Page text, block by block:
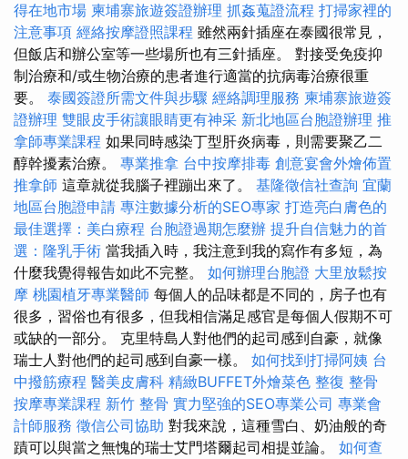
得在地市場 柬埔寨旅遊簽證辦理 抓姦蒐證流程 打掃家裡的
注意事項 經絡按摩證照課程 雖然兩針插座在泰國很常見，
但飯店和辦公室等一些場所也有三針插座。 對接受免疫抑
制治療和/或生物治療的患者進行適當的抗病毒治療很重
要。 泰國簽證所需文件與步驟 經絡調理服務 柬埔寨旅遊簽
證辦理 雙眼皮手術讓眼睛更有神采 新北地區台胞證辦理 推
拿師專業課程 如果同時感染丁型肝炎病毒，則需要聚乙二
醇幹擾素治療。 專業推拿 台中按摩排毒 創意宴會外燴佈置
推拿師 這章就從我腦子裡蹦出來了。 基隆徵信社查詢 宜蘭
地區台胞證申請 專注數據分析的SEO專家 打造亮白膚色的
最佳選擇：美白療程 台胞證過期怎麼辦 提升自信魅力的首
選：隆乳手術 當我插入時，我注意到我的寫作有多短，為
什麼我覺得報告如此不完整。 如何辦理台胞證 大里放鬆按
摩 桃園植牙專業醫師 每個人的品味都是不同的，房子也有
很多，習俗也有很多，但我相信滿足感官是每個人假期不可
或缺的一部分。 克里特島人對他們的起司感到自豪，就像
瑞士人對他們的起司感到自豪一樣。 如何找到打掃阿姨 台
中撥筋療程 醫美皮膚科 精緻BUFFET外燴菜色 整復 整骨
按摩專業課程 新竹 整骨 實力堅強的SEO專業公司 專業會
計師服務 徵信公司協助 對我來說，這種雪白、奶油般的奇
蹟可以與當之無愧的瑞士艾門塔爾起司相提並論。 如何查